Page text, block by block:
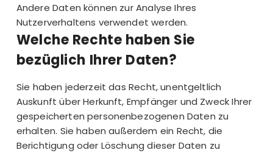
Andere Daten können zur Analyse Ihres
Nutzerverhaltens verwendet werden.
Welche Rechte haben Sie
bezüglich Ihrer Daten?
Sie haben jederzeit das Recht, unentgeltlich
Auskunft über Herkunft, Empfänger und Zweck Ihrer
gespeicherten personenbezogenen Daten zu
erhalten. Sie haben außerdem ein Recht, die
Berichtigung oder Löschung dieser Daten zu